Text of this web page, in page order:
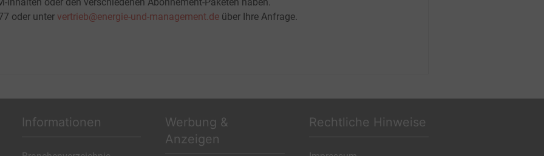
oder unter vertrieb@energie-und-management.de über Ihre Anfrage.
Informationen
Werbung &
Anzeigen
Rechtliche Hinweise